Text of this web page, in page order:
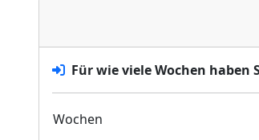
Für wie viele Wochen haben
Wochen